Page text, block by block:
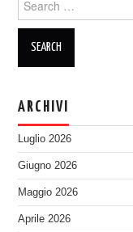
for:
ARCHIVI
Luglio 2026
Giugno 2026
Maggio 2026
Aprile 2026